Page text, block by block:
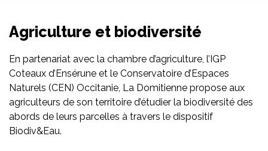
Agriculture et biodiversité
En partenariat avec la chambre d’agriculture, l’IGP
Coteaux d’Ensérune et le Conservatoire d’Espaces
Naturels (CEN) Occitanie, La Domitienne propose aux
agriculteurs de son territoire d’étudier la biodiversité des
abords de leurs parcelles à travers le dispositif
Biodiv&Eau.